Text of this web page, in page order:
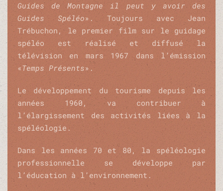
Guides de Montagne il peut y avoirdes
Guides Spéléo».
Toujours avec Jean
Trébuchon, le premier film sur le guidage
spéléo est réalisé et diffusé la
télévision en mars 1967 dans l’émission
«Temps Présents».
Le développement du tourisme depuis les
années 1960, va contribuer à
l’élargissement des activités liées à la
spéléologie.
Dans les années 70 et 80, la spéléologie
professionnelle se développe par
l’éducation à l’environnement.